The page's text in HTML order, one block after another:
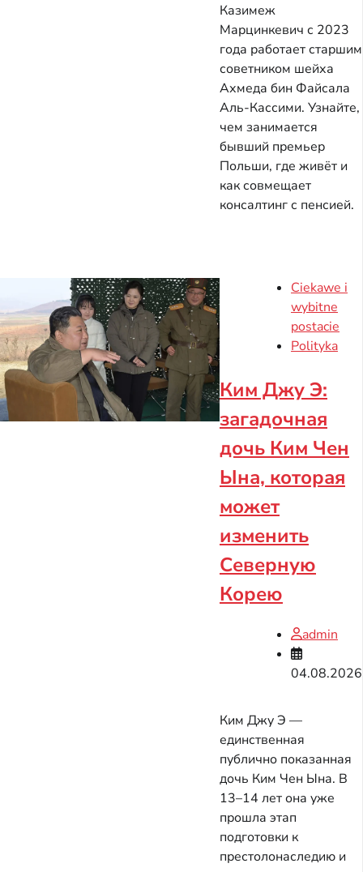
Казимеж
Марцинкевич с 2023
года работает старшим
советником шейха
Ахмеда бин Файсала
Аль-Кассими. Узнайте,
чем занимается
бывший премьер
Польши, где живёт и
как совмещает
консалтинг с пенсией.
Ciekawe i
wybitne
postacie
Polityka
Ким Джу Э:
загадочная
дочь Ким Чен
Ына, которая
может
изменить
Северную
Корею
admin
04.08.2026
Ким Джу Э —
единственная
публично показанная
дочь Ким Чен Ына. В
13–14 лет она уже
прошла этап
подготовки к
престолонаследию и